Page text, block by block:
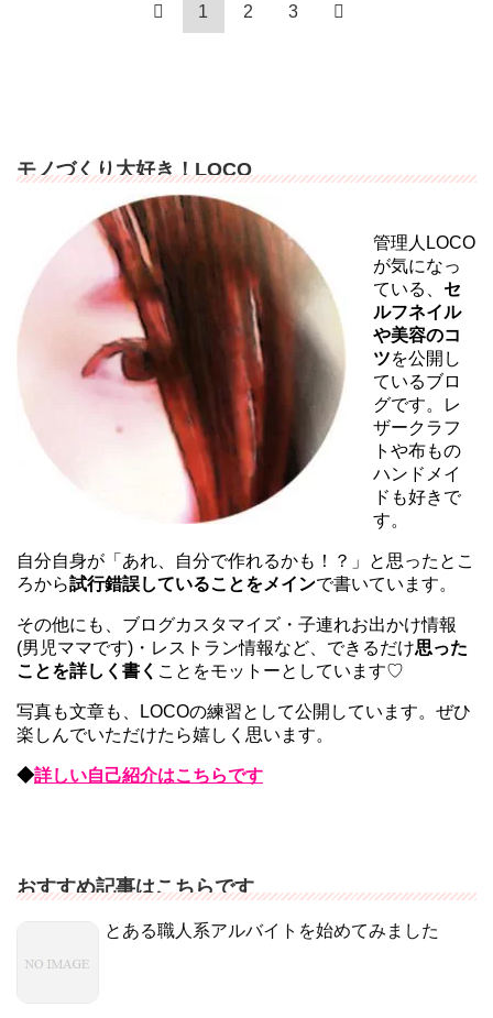
1 2 3
モノづくり大好き！LOCO
管理人LOCO
が気になっ
ている、 セ
ルフネイル
や美容のコ
ツを公開し
ているブロ
グです。レ
ザークラフ
トや布もの
ハンドメイ
ドも好きで
す。
自分自身が「あれ、自分で作れるかも！？」と思ったとこ
ろから試行錯誤していることをメインで書いています。
その他にも、ブログカスタマイズ・子連れお出かけ情報
(男児ママです)・レストラン情報など、できるだけ思った
ことを詳しく書く ことをモットーとしています♡
写真も文章も、LOCOの練習として公開しています。ぜひ
楽しんでいただけたら嬉しく思います。
◆詳しい自己紹介はこちらです
おすすめ記事はこちらです
とある職人系アルバイトを始めてみました